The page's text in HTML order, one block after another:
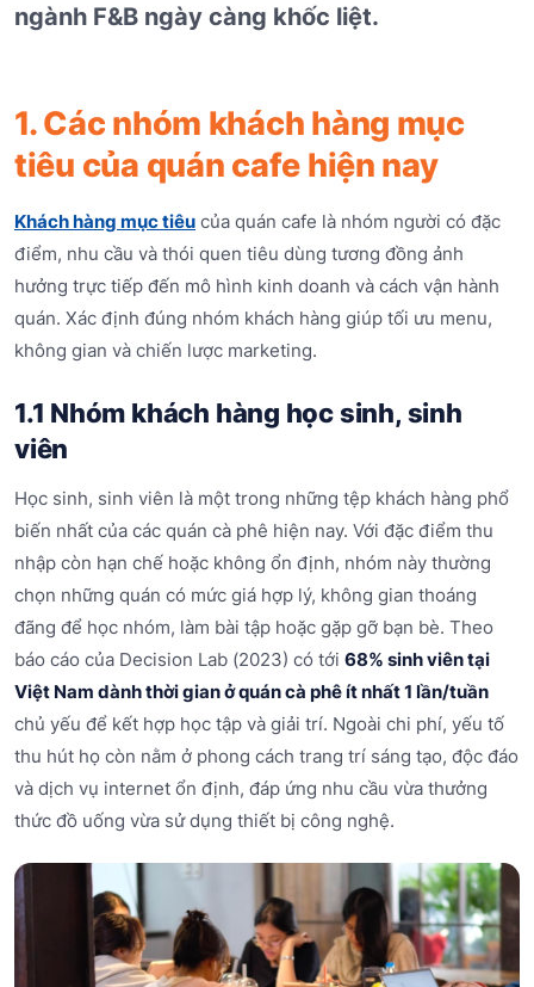
ngành F&B ngày càng khốc liệt.
1. Các nhóm khách hàng mục
tiêu của quán cafe hiện nay
Khách hàng mục tiêu của quán cafe là nhóm người có đặc
điểm, nhu cầu và thói quen tiêu dùng tương đồng ảnh
hưởng trực tiếp đến mô hình kinh doanh và cách vận hành
quán. Xác định đúng nhóm khách hàng giúp tối ưu menu,
không gian và chiến lược marketing.
1.1 Nhóm khách hàng học sinh, sinh
viên
Học sinh, sinh viên là một trong những tệp khách hàng phổ
biến nhất của các quán cà phê hiện nay. Với đặc điểm thu
nhập còn hạn chế hoặc không ổn định, nhóm này thường
chọn những quán có mức giá hợp lý, không gian thoáng
đãng để học nhóm, làm bài tập hoặc gặp gỡ bạn bè. Theo
báo cáo của Decision Lab (2023) có tới 68% sinh viên tại
Việt Nam dành thời gian ở quán cà phê ít nhất 1 lần/tuần
chủ yếu để kết hợp học tập và giải trí. Ngoài chi phí, yếu tố
thu hút họ còn nằm ở phong cách trang trí sáng tạo, độc đáo
và dịch vụ internet ổn định, đáp ứng nhu cầu vừa thưởng
thức đồ uống vừa sử dụng thiết bị công nghệ.